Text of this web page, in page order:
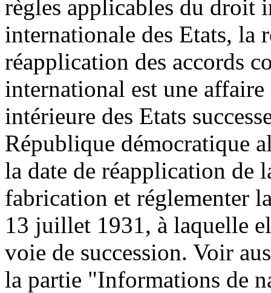
règles applicables du droit
internationale des Etats, la
réapplication des accords
international est une
intérieure des Etats
République démocratique
la date de réapplication
fabrication et réglementer
13 juillet 1931, à laquelle
voie de succession. Voir
la partie "Informations de